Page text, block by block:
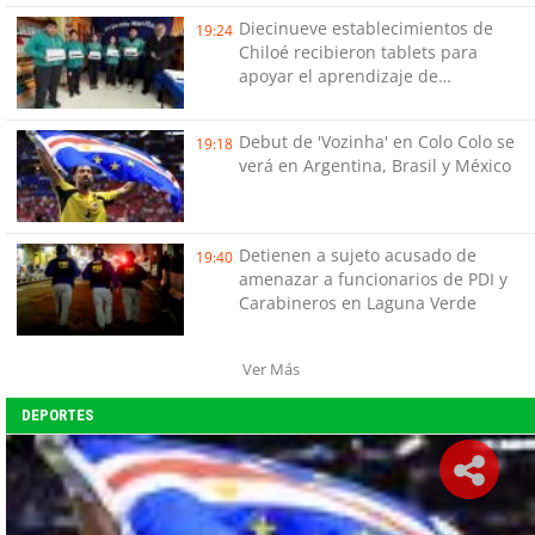
19:24 Diecinueve establecimientos de
Chiloé recibieron tablets para
apoyar el aprendizaje de
19:18 Debut de 'Vozinha' en Colo Colo se
verá en Argentina, Brasil y México
19:40 Detienen a sujeto acusado de
amenazar a funcionarios de PDI y
Carabineros en Laguna Verde
Ver Más
DEPORTES